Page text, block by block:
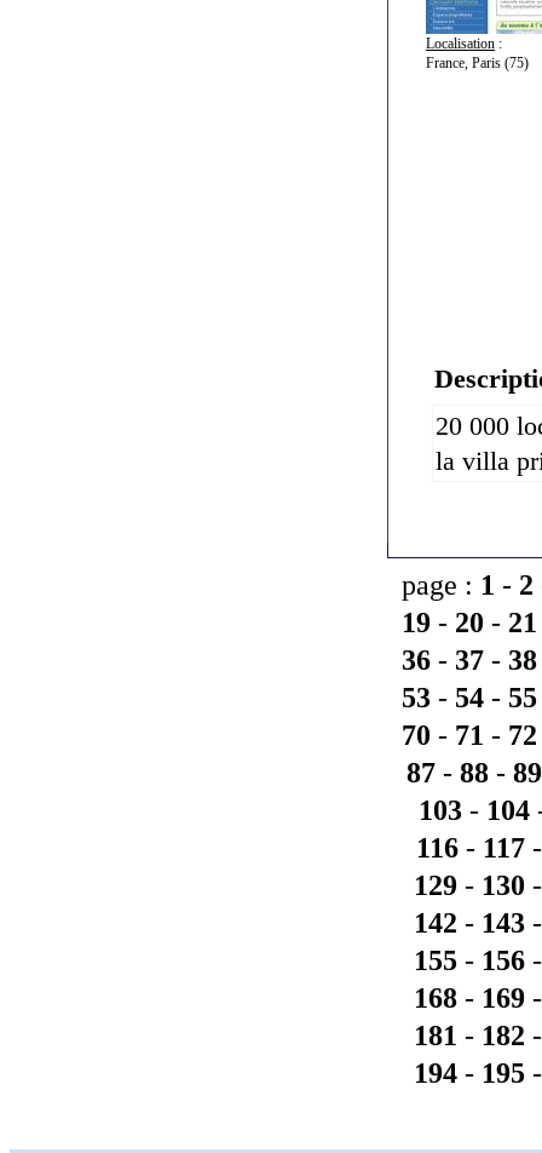
Localisation :
France, Paris (75)
20 000
la villa
page : 1 - 2
19 - 20 - 21
36 - 37 - 38
53 - 54 - 55
70 - 71 - 72
87 - 88 - 89
103- 104
116 - 117
129 - 130
142 - 143
155 - 156
168 - 169
181 - 182
194 - 195